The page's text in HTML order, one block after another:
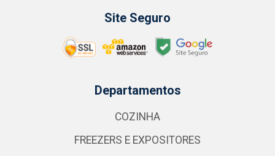
Site Seguro
Departamentos
COZINHA
FREEZERS E EXPOSITORES